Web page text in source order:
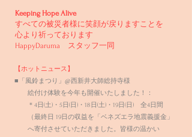
Keeping Hope Alive
すべての被災者様に笑顔が戻りますことを
心より祈っております
HappyDaruma スタッフ一同
【ホットニュース】​
■「風鈴まつり」@西新井大師総持寺様
絵付け体験を今年も開催いたしました！：
＊4日(土)・5日(日)・18日(土)・19日(日) 全4日間
（最終日 19日の収益を「ベネズエラ地震義援金」
へ寄付させていただきました。皆様の温かい